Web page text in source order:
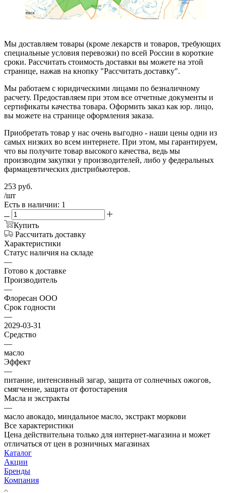
Мы доставляем товары (кроме лекарств и товаров, требующих
специальные условия перевозки) по всей России в короткие
сроки. Рассчитать стоимость доставки вы можете на этой
странице, нажав на кнопку "Рассчитать доставку".
Мы работаем с юридическими лицами по безналичному
расчету. Предоставляем при этом все отчетные документы и
сертификаты качества товара. Оформить заказ как юр. лицо,
вы можете на странице оформления заказа.
Приобретать товар у нас очень выгодно - наши цены одни из
самых низких во всем интернете. При этом, мы гарантируем,
что вы получите товар высокого качества, ведь мы
производим закупки у производителей, либо у федеральных
фармацевтических дистрибьютеров.
253 руб.
/шт
Есть в наличии: 1
Купить
Рассчитать доставку
Характеристики
Статус наличия на складе
—
Готово к доставке
Производитель
—
Флоресан ООО
Срок годности
—
2029-03-31
Средство
—
масло
Эффект
—
питание, интенсивный загар, защита от солнечных ожогов,
смягчение, защита от фотостарения
Масла и экстракты
—
масло авокадо, миндальное масло, экстракт моркови
Все характеристики
Цена действительна только для интернет-магазина и может
отличаться от цен в розничных магазинах
Каталог
Акции
Бренды
Компания